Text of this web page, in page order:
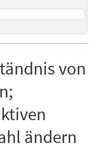
von
ändern